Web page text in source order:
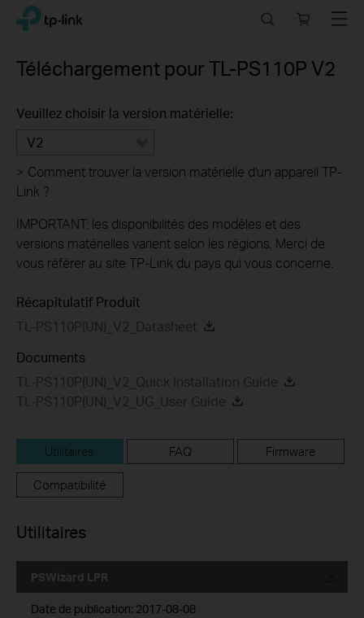
Click
the
navigation
TP-Link, Reliably Smart
store
Menu
Téléchargement pourTL-PS110P V2
Veuillez choisir la version matérielle:
V2
> Comment trouver la version matérielle d'un appareil TP-
Link ?
IMPORTANT: les disponibilités des modèles et des
versions matérielles varient selon les régions. Merci de
vous référer au site TP-Link du pays qui vous concerne.
Récapitulatif Produit
TL-PS110P(UN)_V2_Datasheet
Documents
TL-PS110P(UN)_V2_Quick Installation Guide
TL-PS110P(UN)_V2_UG_User Guide
Utilitaires FAQ Firmware
Compatibilité
Utilitaires
PSWizard LPR
Date de publication: 2017-08-08